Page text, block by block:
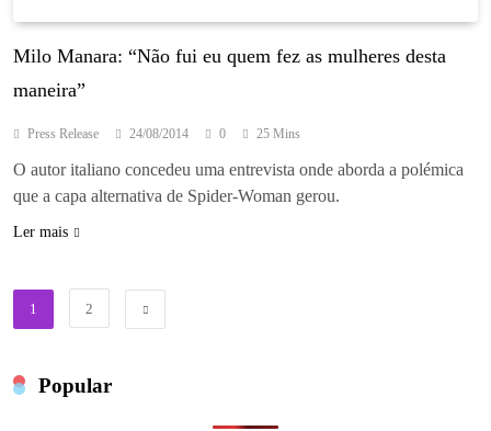
Milo Manara: “Não fui eu quem fez as mulheres desta
maneira”
Press Release 24/08/2014 0 25 Mins
O autor italiano concedeu uma entrevista onde aborda a polémica
que a capa alternativa de Spider-Woman gerou.
Ler mais
1 2
Popular